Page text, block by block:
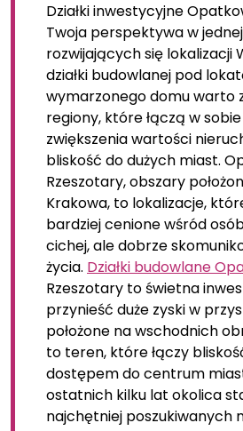
Działki inwestycyjne
Twoja perspektywa w
rozwijających się lokalizacji
działki budowlanej pod
wymarzonego domu warto
regiony, które łączą w
zwiększenia wartości
bliskość do dużych miast.
Rzeszotary, obszary
Krakowa, to lokalizacje,
bardziej cenione wśród
cichej, ale dobrze
życia. Działki budowlane
Rzeszotary to świetna
przynieść duże zyski w
położone na wschodnich
to teren, które łączy
dostępem do centrum
ostatnich kilku lat okolica
najchętniej poszukiwanych